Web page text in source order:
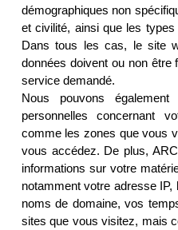
démographiques non
et civilité, ainsi que les
Dans tous les cas, le site
données doivent ou non être
service demandé.
Nous pouvons également
personnelles concernant
comme les zones que vous
vous accédez. De plus,
informations sur votre
notamment votre adresse
noms de domaine, vos
sites que vous visitez, mais